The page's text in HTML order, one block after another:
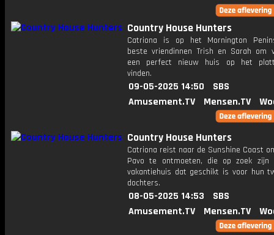
Country House Hunters
Catriona is op het Mornington
beste vriendinnen Trish en Sarah om
een perfect nieuw huis op het
vinden.
09-05-2025 14:50
SBS
Amusement.TV
Mensen.TV
Country House Hunters
Catriona reist naar de Sunshine Coast
Pavo te ontmoeten, die op zoek zijn
vakantiehuis dat geschikt is voor hun
dochters.
08-05-2025 14:53
SBS
Amusement.TV
Mensen.TV